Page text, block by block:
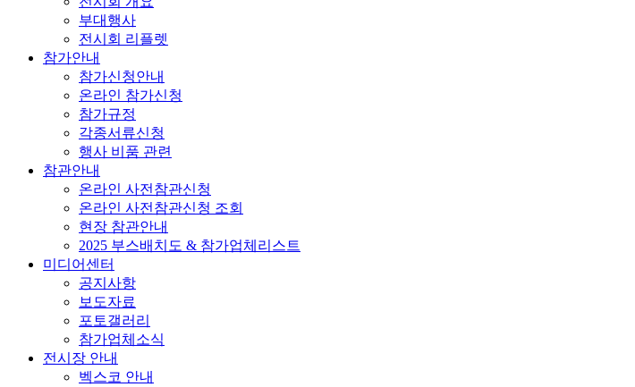
부대행사
전시회 리플렛
참가안내
참가신청안내
온라인 참가신청
참가규정
각종서류신청
행사 비품 관련
참관안내
온라인 사전참관신청
온라인 사전참관신청 조회
현장 참관안내
2025 부스배치도 & 참가업체리스트
미디어센터
공지사항
보도자료
포토갤러리
참가업체소식
전시장 안내
벡스코 안내